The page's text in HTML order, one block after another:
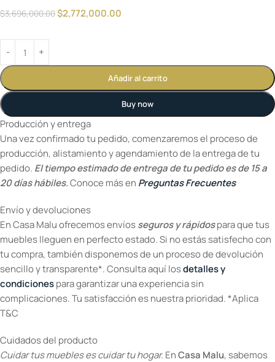
$3,696,000.00$2,772,000.00
Añadir al carrito
Buy now
Producción y entrega
Una vez confirmado tu pedido, comenzaremos el proceso de
producción, alistamiento y agendamiento de la entrega de tu
pedido. El tiempo estimado de entrega de tu pedido es de 15 a
20 días hábiles.Conoce más en Preguntas Frecuentes
Envío y devoluciones
En Casa Malu ofrecemos envíosseguros y rápidospara que tus
muebles lleguen en perfecto estado. Si no estás satisfecho con
tu compra, también disponemos de un proceso de devolución
sencillo y transparente*. Consulta aquí losdetalles y
condicionespara garantizar una experiencia sin
complicaciones. Tu satisfacción es nuestra prioridad. *Aplica
T&C
Cuidados del producto
Cuidar tus muebles es cuidar tu hogar. EnCasa Malu, sabemos